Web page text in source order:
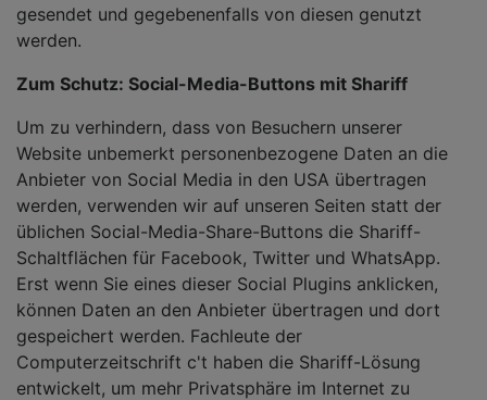
gesendet und gegebenenfalls von diesen genutzt
werden.
Zum Schutz: Social-Media-Buttons mit Shariff
Um zu verhindern, dass von Besuchern unserer
Website unbemerkt personenbezogene Daten an die
Anbieter von Social Media in den USA übertragen
werden, verwenden wir auf unseren Seiten statt der
üblichen Social-Media-Share-Buttons die Shariff-
Schaltflächen für Facebook, Twitter und WhatsApp.
Erst wenn Sie eines dieser Social Plugins anklicken,
können Daten an den Anbieter übertragen und dort
gespeichert werden. Fachleute der
Computerzeitschrift c't haben die Shariff-Lösung
entwickelt, um mehr Privatsphäre im Internet zu